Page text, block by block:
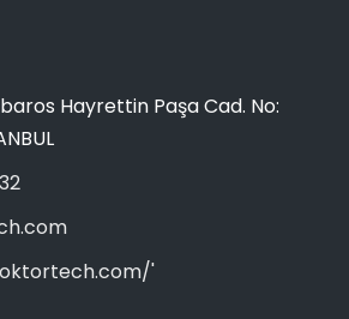
Hayrettin Paşa Cad. No:
'